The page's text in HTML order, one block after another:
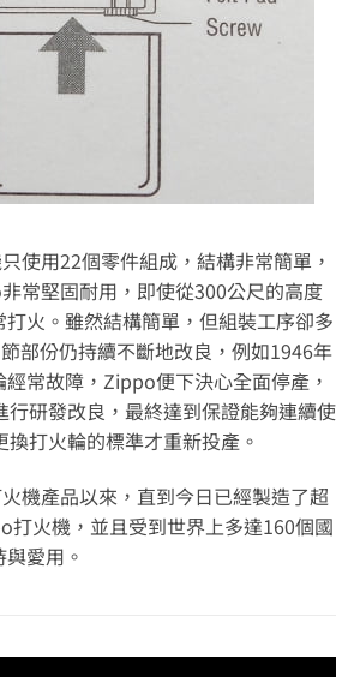
使用22個零件組成，結構非常簡單，
常堅固耐用，即使從300公尺的高度
火。雖然結構簡單，但組裝工序卻多
部份仍持續不斷地改良，例如1946年
常故障，Zippo便下決心全面停產，
行研發改良，最終達到保證能夠連續使
打火輪的標準才重新投產。
機產品以來，直到今日已經製造了超
打火機，並且受到世界上多達160個國
愛用。